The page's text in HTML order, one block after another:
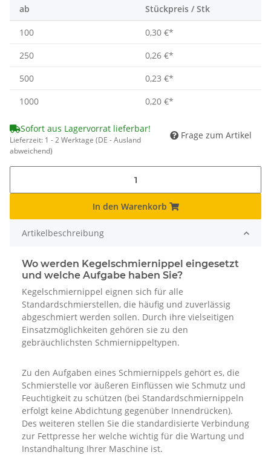
ab Stückpreis / Stk
100 0,30 €*
250
0,26 €*
500
0,23 €*
1000
0,20 €*
Sofort aus Lagervorrat lieferbar!
Lieferzeit: 1 - 2 Werktage (DE - Ausland
abweichend)
Frage zum Artikel
In den Warenkorb
Artikelbeschreibung
Wo werden Kegelschmiernippel eingesetzt
und welche Aufgabe haben Sie?
Kegelschmiernippel eignen sich für alle
Standardschmierstellen, die häufig und zuverlässig
abgeschmiert werden sollen. Durch ihre vielseitigen
Einsatzmöglichkeiten gehören sie zu den
gebräuchlichsten Schmiernippeltypen.
Zu den Aufgaben eines Schmiernippels gehört es, die
Schmierstelle vor äußeren Einflüssen wie Schmutz und
Feuchtigkeit zu schützen (bei Standardschmiernippeln
erfolgt keine Abdichtung gegenüber Innendrücken).
Des weiteren stellen Sie die standardisierte Verbindung
zur Fettpresse her welche wichtig für die Wartung und
Instandhaltung Ihrer Maschine ist.